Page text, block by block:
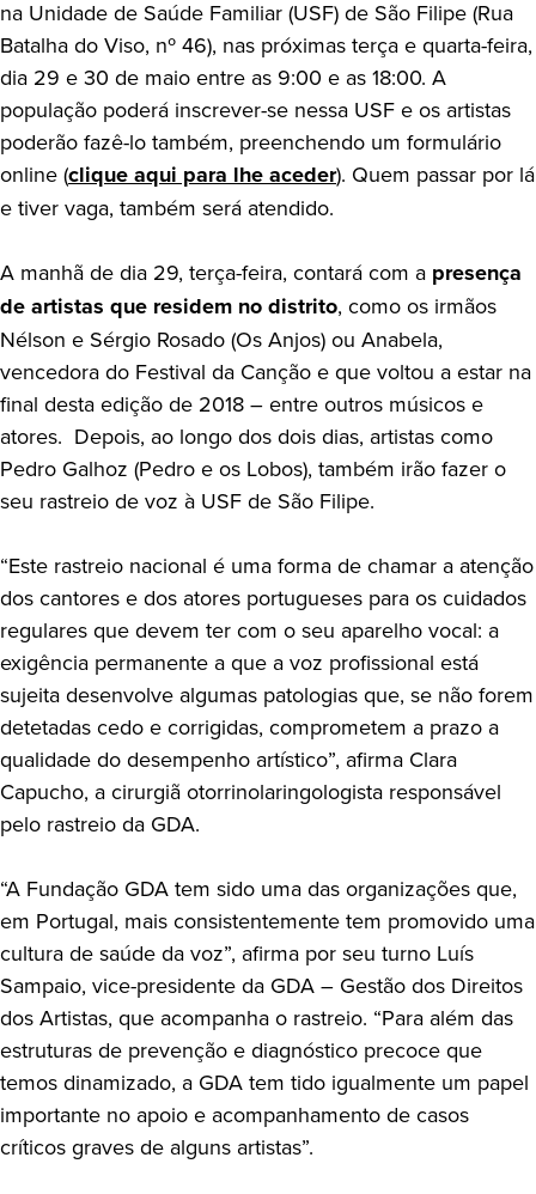
na Unidade de Saúde Familiar (USF) de São Filipe (Rua
Batalha do Viso, nº 46), nas próximas terça e quarta-feira,
dia 29 e 30 de maio entre as 9:00 e as 18:00. A
população poderá inscrever-se nessa USF e os artistas
poderão fazê-lo também, preenchendo um formulário
online (clique aqui para lhe aceder). Quem passar por lá
e tiver vaga, também será atendido.
A manhã de dia 29, terça-feira, contará com a presença
de artistas que residem no distrito, como os irmãos
Nélson e Sérgio Rosado (Os Anjos) ou Anabela,
vencedora do Festival da Canção e que voltou a estar na
final desta edição de 2018 – entre outros músicos e
atores. Depois, ao longo dos dois dias, artistas como
Pedro Galhoz (Pedro e os Lobos), também irão fazer o
seu rastreio de voz à USF de São Filipe.
“Este rastreio nacional é uma forma de chamar a atenção
dos cantores e dos atores portugueses para os cuidados
regulares que devem ter com o seu aparelho vocal: a
exigência permanente a que a voz profissional está
sujeita desenvolve algumas patologias que, se não forem
detetadas cedo e corrigidas, comprometem a prazo a
qualidade do desempenho artístico”, afirma Clara
Capucho, a cirurgiã otorrinolaringologista responsável
pelo rastreio da GDA.
“A Fundação GDA tem sido uma das organizações que,
em Portugal, mais consistentemente tem promovido uma
cultura de saúde da voz”, afirma por seu turno Luís
Sampaio, vice-presidente da GDA – Gestão dos Direitos
dos Artistas, que acompanha o rastreio. “Para além das
estruturas de prevenção e diagnóstico precoce que
temos dinamizado, a GDA tem tido igualmente um papel
importante no apoio e acompanhamento de casos
críticos graves de alguns artistas”.